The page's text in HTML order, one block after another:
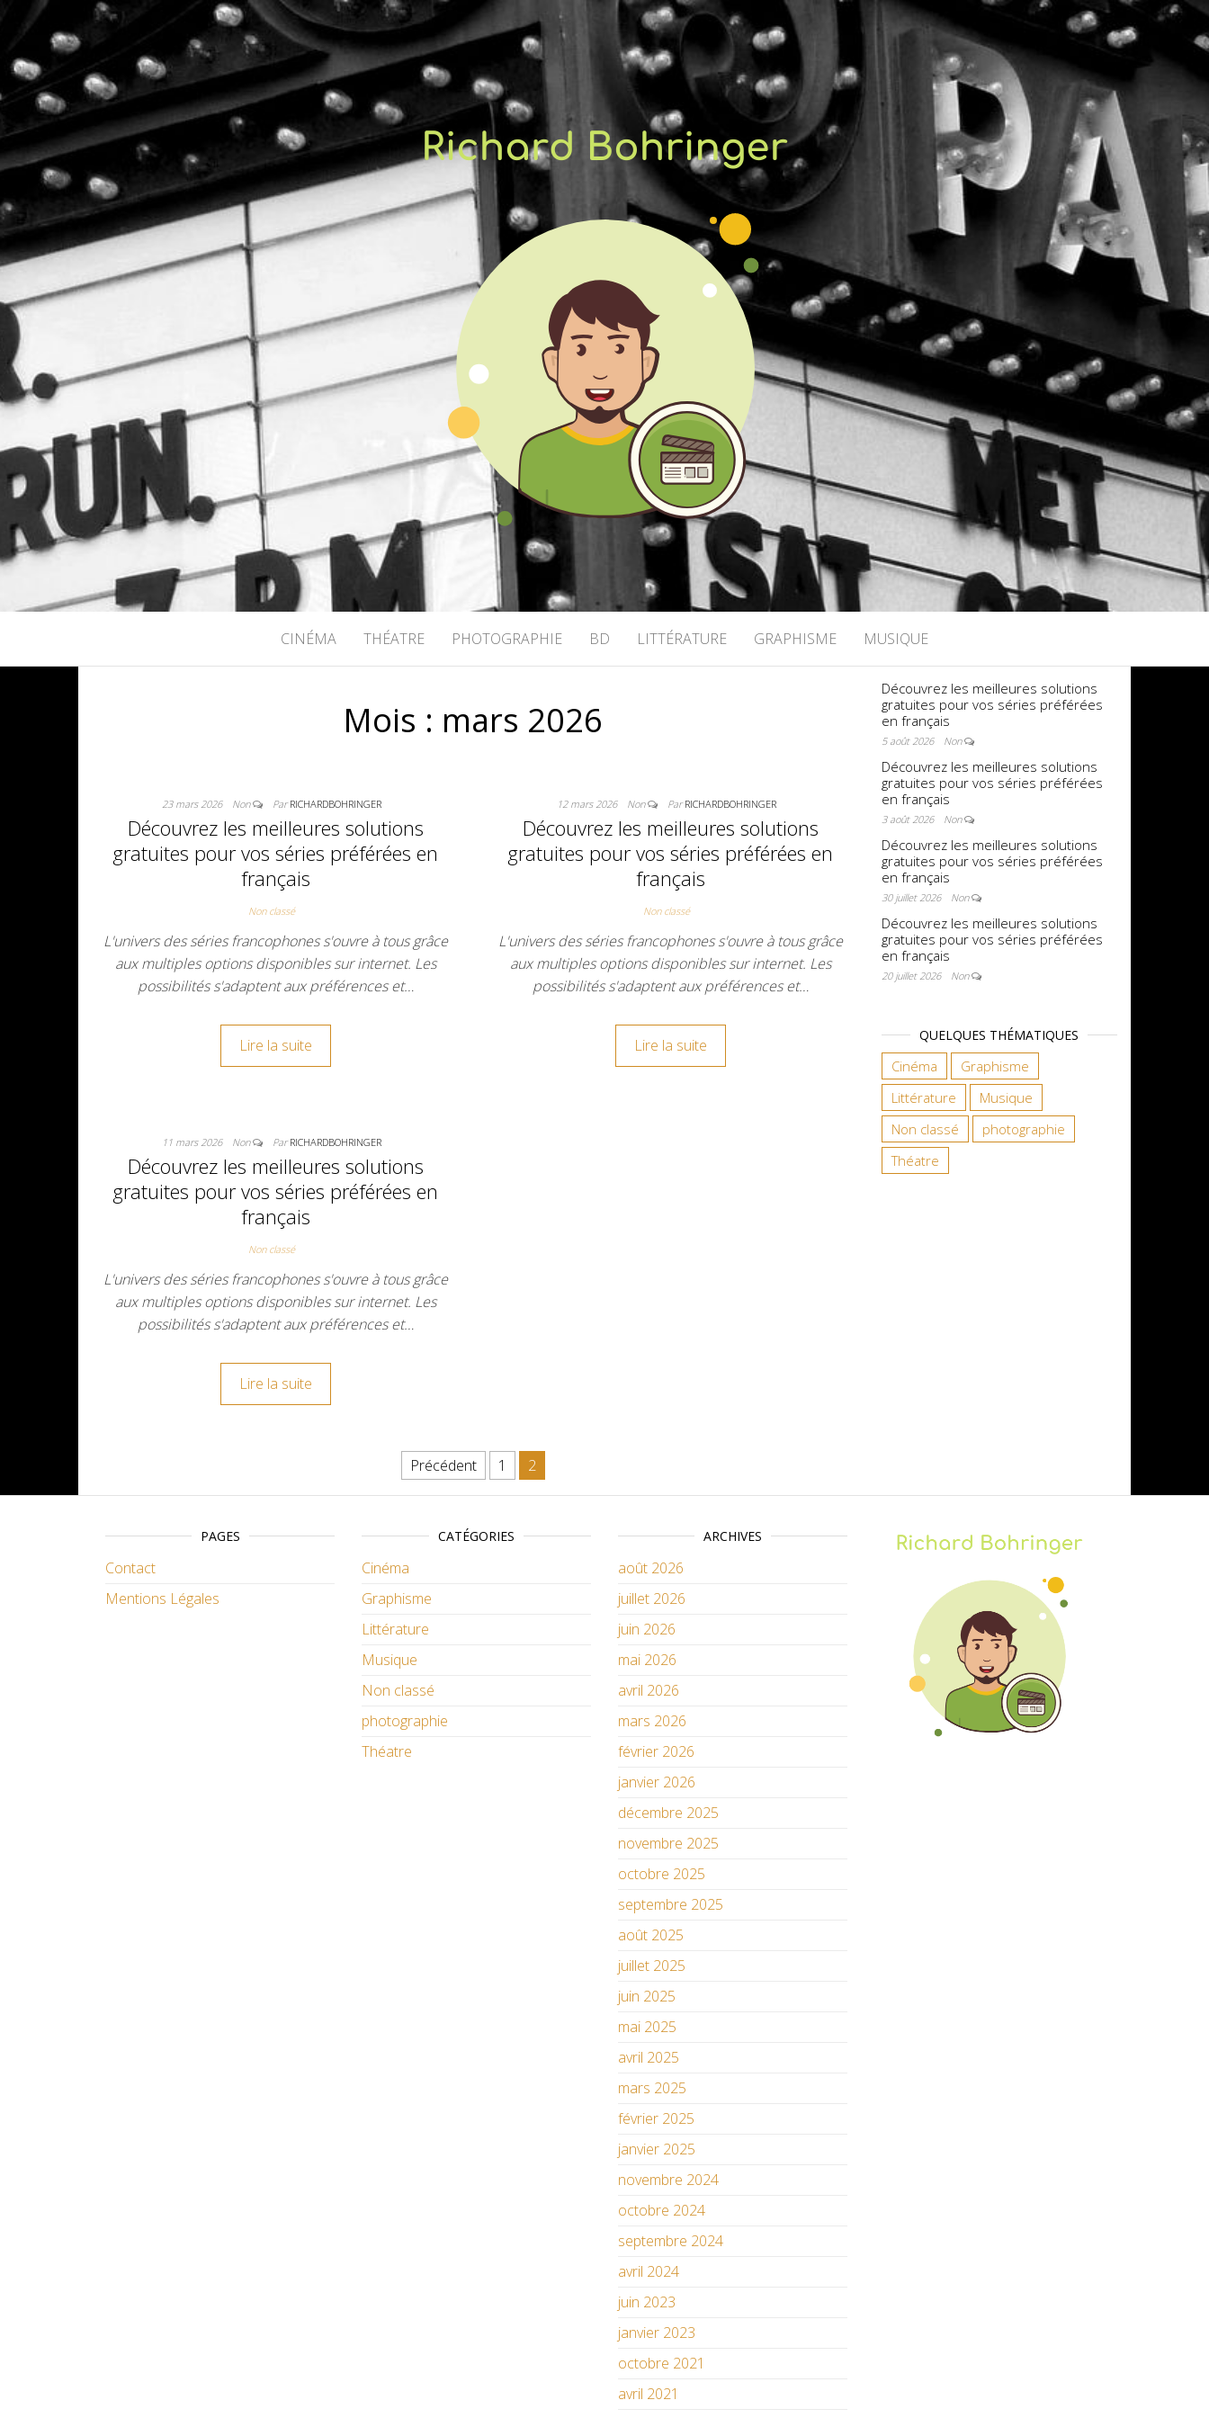
RICHARD BOHRINGER
CINÉMA THÉATRE PHOTOGRAPHIE BD LITTÉRATURE GRAPHISME MUSIQUE
Mois : mars 2026
23 mars 2026 Non ParRICHARDBOHRINGER
Découvrez les meilleures solutions
gratuites pour vos séries préférées en
français
Non classé
L'univers des séries francophones s'ouvre à tous grâce
aux multiples options disponibles sur internet. Les
possibilités s'adaptent aux préférences et…
Lire la suite
12 mars 2026 Non ParRICHARDBOHRINGER
Découvrez les meilleures solutions
gratuites pour vos séries préférées en
français
Non classé
L'univers des séries francophones s'ouvre à tous grâce
aux multiples options disponibles sur internet. Les
possibilités s'adaptent aux préférences et…
Lire la suite
11 mars 2026 Non ParRICHARDBOHRINGER
Découvrez les meilleures solutions
gratuites pour vos séries préférées en
français
Non classé
L'univers des séries francophones s'ouvre à tous grâce
aux multiples options disponibles sur internet. Les
possibilités s'adaptent aux préférences et…
Lire la suite
Pagination des publicationsPrécédent 1 2
Découvrez les meilleures solutions
gratuites pour vos séries préférées
en français
5 août 2026 Non
Découvrez les meilleures solutions
gratuites pour vos séries préférées
en français
3 août 2026 Non
Découvrez les meilleures solutions
gratuites pour vos séries préférées
en français
30 juillet 2026 Non
Découvrez les meilleures solutions
gratuites pour vos séries préférées
en français
20 juillet 2026 Non
QUELQUES THÉMATIQUES
Cinéma
Graphisme
Littérature
Musique
Non classé
photographie
Théatre
PAGES
Contact
Mentions Légales
CATÉGORIES
Cinéma
Graphisme
Littérature
Musique
Non classé
photographie
Théatre
ARCHIVES
août 2026
juillet 2026
juin 2026
mai 2026
avril 2026
mars 2026
février 2026
janvier 2026
décembre 2025
novembre 2025
octobre 2025
septembre 2025
août 2025
juillet 2025
juin 2025
mai 2025
avril 2025
mars 2025
février 2025
janvier 2025
novembre 2024
octobre 2024
septembre 2024
avril 2024
juin 2023
janvier 2023
octobre 2021
avril 2021